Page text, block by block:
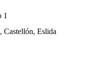
1
Castellón, Eslida